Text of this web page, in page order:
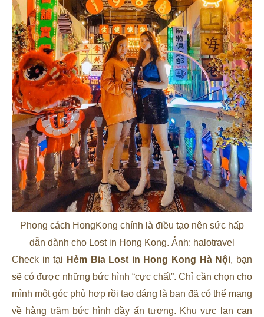
Phong cách HongKong chính là điều tạo nên sức hấp
dẫn dành cho Lost in Hong Kong. Ảnh: halotravel
Check in tại Hẻm Bia Lost in Hong Kong Hà Nội, bạn
sẽ có được những bức hình “cực chất”. Chỉ cần chọn cho
mình một góc phù hợp rồi tạo dáng là bạn đã có thể mang
về hàng trăm bức hình đầy ấn tượng. Khu vực lan can